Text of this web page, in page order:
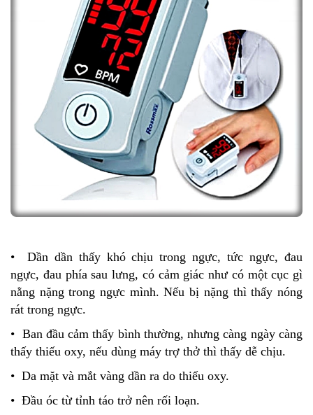
• Dần dần thấy khó chịu trong ngực, tức ngực, đau
ngực, đau phía sau lưng, có cảm giác như có một cục gì
nằng nặng trong ngực mình. Nếu bị nặng thì thấy nóng
rát trong ngực.
• Ban đầu cảm thấy bình thường, nhưng càng ngày càng
thấy thiếu oxy, nếu dùng máy trợ thở thì thấy dễ chịu.
• Da mặt và mắt vàng dần ra do thiếu oxy.
• Đầu óc từ tỉnh táo trở nên rối loạn.